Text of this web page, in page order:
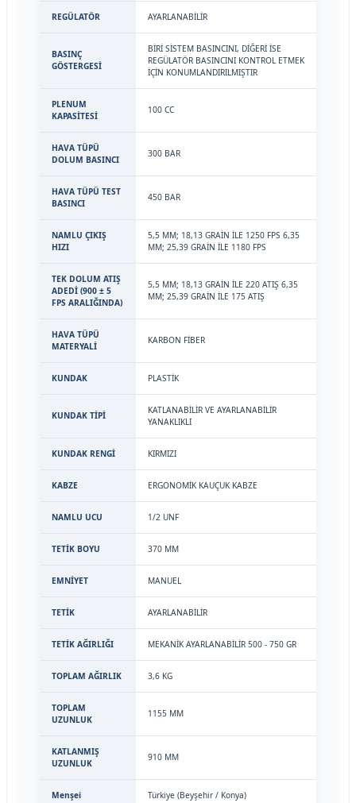
REGÜLATÖR AYARLANABİLİR
BASINÇ
GÖSTERGESİ
BİRİ SİSTEM BASINCINI, DİĞERİ İSE
REGÜLATÖR BASINCINI KONTROL ETMEK
İÇİN KONUMLANDIRILMIŞTIR
PLENUM
KAPASİTESİ
100 CC
HAVA TÜPÜ
DOLUM BASINCI
300 BAR
HAVA TÜPÜ TEST
BASINCI
450 BAR
NAMLU ÇIKIŞ
HIZI
5,5 MM; 18,13 GRAİN İLE 1250 FPS 6,35
MM; 25,39 GRAİN İLE 1180 FPS
TEK DOLUM ATIŞ
ADEDİ (900 ± 5
FPS ARALIĞINDA)
5,5 MM; 18,13 GRAİN İLE 220 ATIŞ 6,35
MM; 25,39 GRAİN İLE 175 ATIŞ
HAVA TÜPÜ
MATERYALİ
KARBON FİBER
KUNDAK PLASTİK
KUNDAK TİPİ
KATLANABİLİR VE AYARLANABİLİR
YANAKLIKLI
KUNDAK RENGİ KIRMIZI
KABZE ERGONOMİK KAUÇUK KABZE
NAMLU UCU 1/2 UNF
TETİK BOYU 370 MM
EMNİYET MANUEL
TETİK AYARLANABİLİR
TETİK AĞIRLIĞI MEKANİK AYARLANABİLİR 500 - 750 GR
TOPLAM AĞIRLIK 3,6 KG
TOPLAM
UZUNLUK
1155 MM
KATLANMIŞ
UZUNLUK
910 MM
Menşei Türkiye (Beyşehir / Konya)